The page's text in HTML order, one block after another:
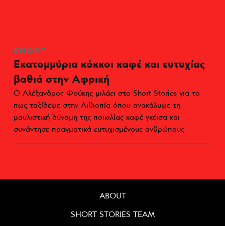
SHORT
Εκατομμύρια κόκκοι καφέ και ευτυχίας
βαθιά στην Αφρική
Ο Αλέξανδρος Φούκης μιλάει στο Short Stories για το
πως ταξίδεψε στην Αιθιοπία όπου ανακάλυψε τη
μαυλιστική δύναμη της ποικιλίας καφέ γκέισα και
συνάντησε πραγματικά ευτυχισμένους ανθρώπους
ABOUT
SHORT STORIES TEAM